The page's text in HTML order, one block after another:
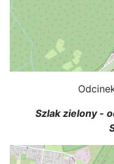
Szlak zielony -